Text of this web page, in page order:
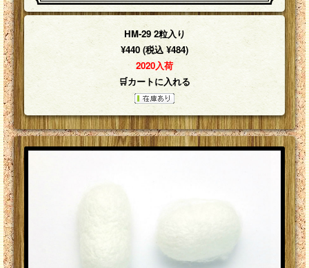
HM-29 2粒入り
¥440 (税込 ¥484)
2020入荷
🛒カートに入れる